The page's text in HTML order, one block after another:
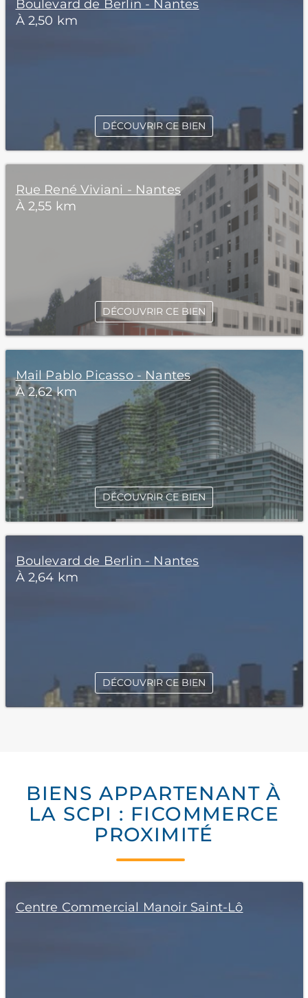
Boulevard de Berlin - Nantes
À 2,50 km
DÉCOUVRIR CE BIEN
Rue René Viviani - Nantes
À 2,55 km
DÉCOUVRIR CE BIEN
Mail Pablo Picasso - Nantes
À 2,62 km
DÉCOUVRIR CE BIEN
Boulevard de Berlin - Nantes
À 2,64 km
DÉCOUVRIR CE BIEN
BIENS APPARTENANT À
LA SCPI : FICOMMERCE
PROXIMITÉ
Centre Commercial Manoir Saint-Lô